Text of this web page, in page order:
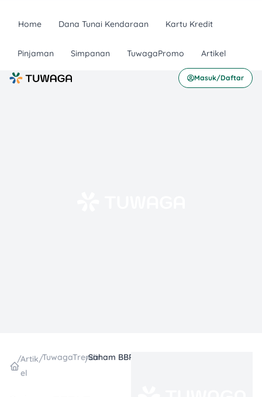
Home Dana Tunai Kendaraan Kartu Kredit
Pinjaman Simpanan TuwagaPromo Artikel
Masuk/Daftar
/Artik
el
/TuwagaTrending
/